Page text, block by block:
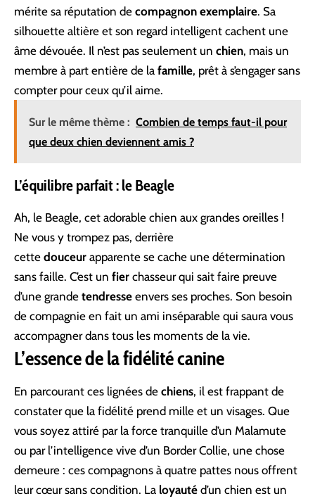
mérite sa réputation de compagnon exemplaire. Sa
silhouette altière et son regard intelligent cachent une
âme dévouée. Il n’est pas seulement un chien, mais un
membre à part entière de la famille, prêt à s’engager sans
compter pour ceux qu’il aime.
Sur le même thème : Combien de temps faut-il pour
que deux chien deviennent amis ?
L’équilibre parfait : le Beagle
Ah, le Beagle, cet adorable chien aux grandes oreilles !
Ne vous y trompez pas, derrière
cette douceur apparente se cache une détermination
sans faille. C’est un fier chasseur qui sait faire preuve
d’une grande tendresse envers ses proches. Son besoin
de compagnie en fait un ami inséparable qui saura vous
accompagner dans tous les moments de la vie.
L’essence de la fidélité canine
En parcourant ces lignées de chiens, il est frappant de
constater que la fidélité prend mille et un visages. Que
vous soyez attiré par la force tranquille d’un Malamute
ou par l’intelligence vive d’un Border Collie, une chose
demeure : ces compagnons à quatre pattes nous offrent
leur cœur sans condition. La loyauté d’un chien est un